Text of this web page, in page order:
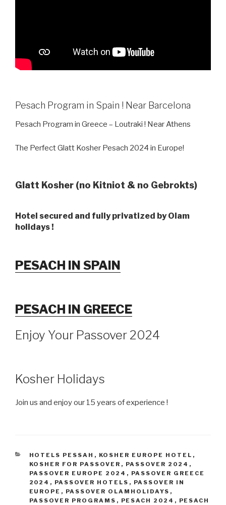
Pesach Program in Spain ! Near Barcelona
Pesach Program in Greece – Loutraki ! Near Athens
The Perfect Glatt Kosher Pesach 2024 in Europe!
Glatt Kosher (no Kitniot & no Gebrokts)
Hotel secured and fully privatized by Olam
holidays !
PESACH IN SPAIN
PESACH IN GREECE
Enjoy Your Passover 2024
Kosher Holidays
Join us and enjoy our 15 years of experience !
CATÉGORIES
HOTELS PESSAH , KOSHER EUROPE HOTEL ,
KOSHER FOR PASSOVER , PASSOVER 2024 ,
PASSOVER EUROPE 2024 , PASSOVER GREECE
2024 , PASSOVER HOTELS , PASSOVER IN
EUROPE , PASSOVER OLAMHOLIDAYS ,
PASSOVER PROGRAMS , PESACH 2024 , PESACH